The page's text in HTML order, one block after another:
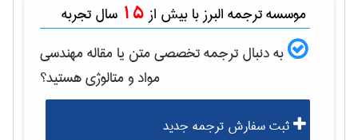
موسسه ترجمه البرز با بیش از 15 سال تجربه
به دنبال ترجمه تخصصی متن یا مقالهمهندسی
مواد و متالوژیهستید؟
ثبت سفارش ترجمه جدید